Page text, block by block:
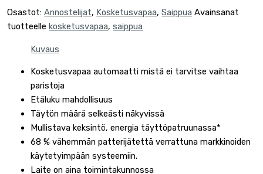
Osastot:Annostelijat, Kosketusvapaa,Saippua Avainsanat
tuotteellekosketusvapaa,saippua
Kuvaus
Kosketusvapaa automaatti mistä ei tarvitse vaihtaa
paristoja
Etäluku mahdollisuus
Täytön määrä selkeästi näkyvissä
Mullistava keksintö, energia täyttöpatruunassa*
68 % vähemmän patterijätettä verrattuna markkinoiden
käytetyimpään systeemiin.
Laite on aina toimintakunnossa